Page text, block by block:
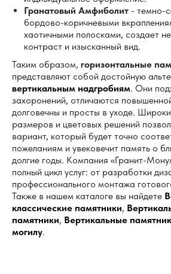
Гранатовый Амфиболит - темно-
бордово-коричневыми
хаотичными полосками, создает
контраст и изысканный вид.
Таким образом, горизонтальные
представляют собой достойную
вертикальным надгробиям. Они
захоронений, отличаются
долговечны и просты в уходе.
размеров и цветовых решений
вариант, который будет точно
пожеланиям и увековечит память о
долгие годы. Компания «Гранит-
полный цикл услуг: от разработки
профессионального монтажа
Также в нашем каталоге вы найдете
классические памятники,
памятники, Вертикальные
могилу.
Пн-пт:с 09:00 - 21:00
Сб-вс: по предварительной
записи
8 (495) 003-42-92